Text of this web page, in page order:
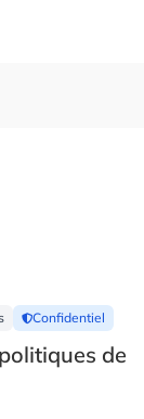
Confidentiel
de